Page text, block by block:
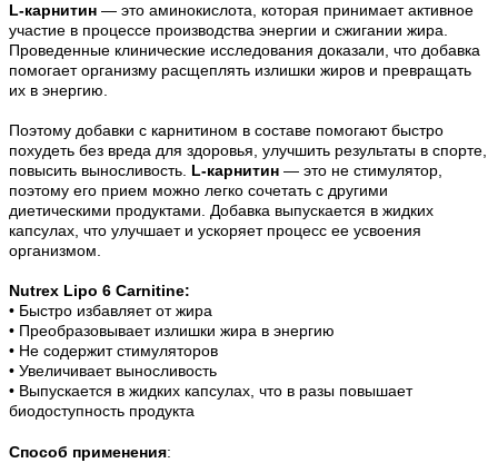
L-карнитин — это аминокислота, которая принимает активное
участие в процессе производства энергии и сжигании жира.
Проведенные клинические исследования доказали, что добавка
помогает организму расщеплять излишки жиров и превращать
их в энергию.
Поэтому добавки с карнитином в составе помогают быстро
похудеть без вреда для здоровья, улучшить результаты в спорте,
повысить выносливость. L-карнитин — это не стимулятор,
поэтому его прием можно легко сочетать с другими
диетическими продуктами. Добавка выпускается в жидких
капсулах, что улучшает и ускоряет процесс ее усвоения
организмом.
Nutrex Lipo 6 Carnitine:
• Быстро избавляет от жира
• Преобразовывает излишки жира в энергию
• Не содержит стимуляторов
• Увеличивает выносливость
• Выпускается в жидких капсулах, что в разы повышает
биодоступность продукта
Способ применения: